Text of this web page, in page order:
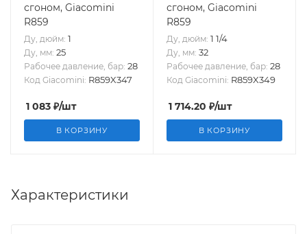
сгоном, Giacomini
R859
Ду, дюйм: 1
Ду, мм: 25
Рабочее давление, бар: 28
Код Giacomini: R859X347
1 083 ₽/шт
В КОРЗИНУ
сгоном, Giacomini
R859
Ду, дюйм: 1 1/4
Ду, мм: 32
Рабочее давление, бар: 28
Код Giacomini: R859X349
1 714.20 ₽/шт
В КОРЗИНУ
Характеристики